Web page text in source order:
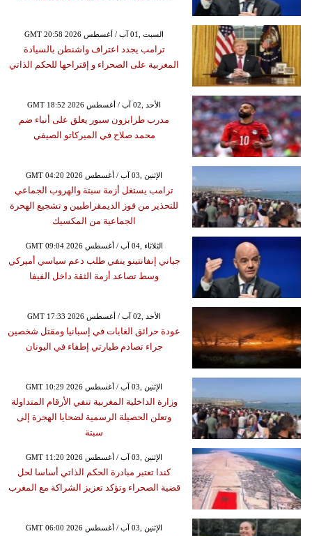
GMT 20:58 2026 السبت ,01 آب / أغسطس
ترامب يجدد اعتراف واشنطن بالسيادة
المغربية على الصحراء و إقتراحها للحكم الذاتي
GMT 18:52 2026 الأحد ,02 آب / أغسطس
مدرب طرابزون سبور يعلق على أنباء ضم
محمد صلاح في الميركاتو الصيفي
GMT 04:20 2026 الإثنين ,03 آب / أغسطس
ترامب يستغل أزمة سبتة والهروب الجماعي
للتحذير من فوز الديمقراطيين و تشجيع الهحرة
الجماعية من المكسيك
GMT 09:04 2026 الثلاثاء ,04 آب / أغسطس
جياني إنفانتينو ينفي طلب دعم سياسي أميركي
وسط تصاعد أزمة الثقة داخل الفيفا
GMT 17:33 2026 الأحد ,02 آب / أغسطس
عودة حرائق الغابات في إسبانيا ومقتل شخصين
جراء تصادم طيارتي إطفاء في اليونان
GMT 10:29 2026 الإثنين ,03 آب / أغسطس
وزارة الداخلية المغربية تنفي الأرقام المتداولة
وتعلن الحصيلة الرسمية لضحايا الهجرة إلى
سبتة
GMT 11:20 2026 الإثنين ,03 آب / أغسطس
كندا تعتبر مبادرة الحكم الذاتي أساسا لحل
قضية الصحراء وتؤكد تعزيز الشراكة مع المغرب
GMT 06:00 2026 الإثنين ,03 آب / أغسطس